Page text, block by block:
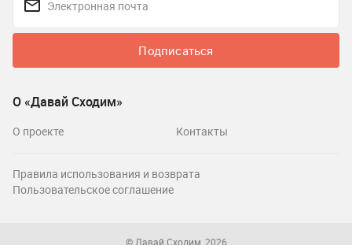
Подписаться
О «Давай Сходим»
О проекте Контакты
Правила использования и возврата
Пользовательское соглашение
© Давай Сходим, 2026